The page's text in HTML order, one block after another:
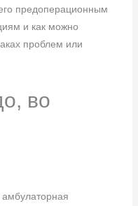
предоперационным
и как можно
проблем или
во
амбулаторная